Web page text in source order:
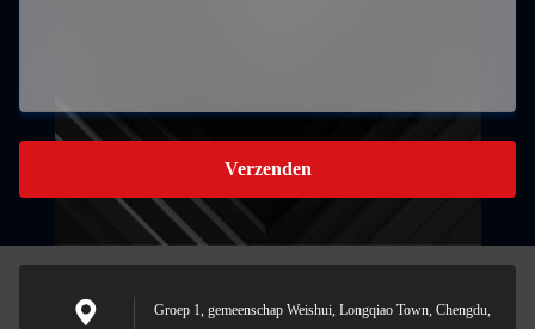
Verzenden
Groep 1, gemeenschap Weishui, Longqiao Town, Chengdu,